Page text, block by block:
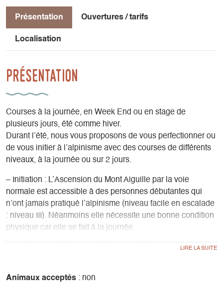
Présentation Ouvertures / tarifs
Localisation
Présentation
Courses à la journée, en Week End ou en stage de
plusieurs jours, été comme hiver.
Durant l’été, nous vous proposons de vous perfectionner ou
de vous initier à l’alpinisme avec des courses de différents
niveaux, à la journée ou sur 2 jours.
– Initiation : L’Ascension du Mont Aiguille par la voie
normale est accessible à des personnes débutantes qui
n’ont jamais pratiqué l’alpinisme (niveau facile en escalade
: niveau III). Néanmoins elle nécessite une bonne condition
physique car elle se fait à la journée.
– Perfectionnement : Nos guides de Haute Montagne vous
Face Nord de l’Obiou
Animaux acceptés : non